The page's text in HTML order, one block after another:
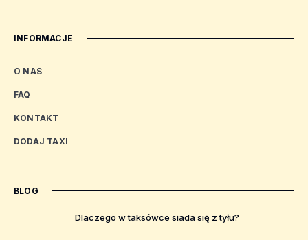
INFORMACJE
O NAS
FAQ
KONTAKT
DODAJ TAXI
BLOG
Dlaczego w taksówce siada się z tyłu?